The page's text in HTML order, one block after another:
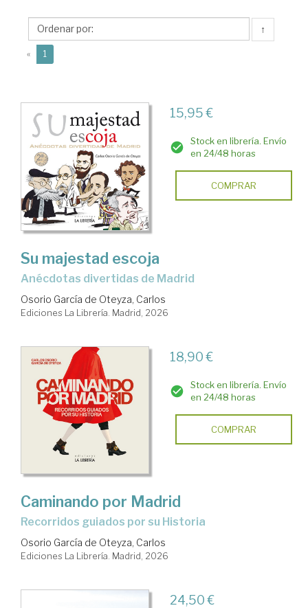
de
Oteyza,
↑
« 1
15,95 €
Stock en librería. Envío
en 24/48 horas
COMPRAR
Su majestad escoja
Anécdotas divertidas de Madrid
Osorio García de Oteyza, Carlos
Ediciones La Librería. Madrid, 2026
18,90 €
Stock en librería. Envío
en 24/48 horas
COMPRAR
Caminando por Madrid
Recorridos guiados por su Historia
Osorio García de Oteyza, Carlos
Ediciones La Librería. Madrid, 2026
24,50 €